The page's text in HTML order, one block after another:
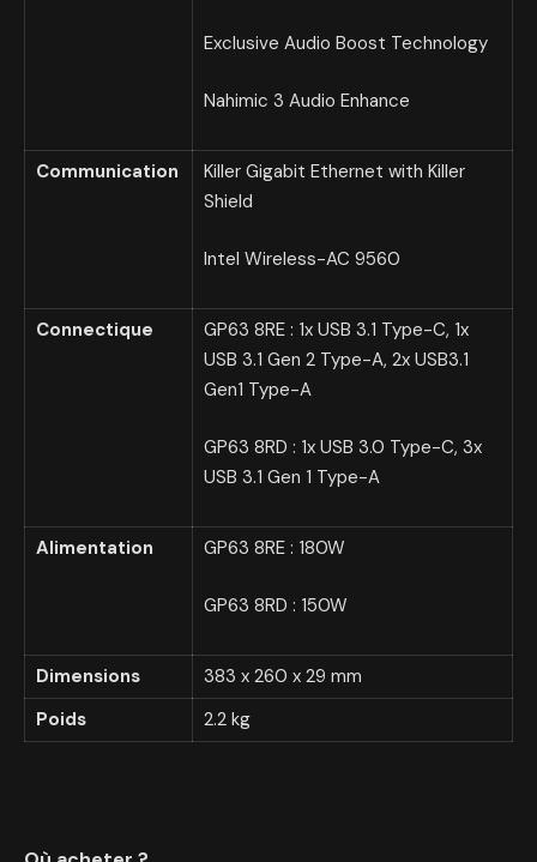
Exclusive Audio Boost Technology
Nahimic 3 Audio Enhance
Communication
Killer Gigabit Ethernet with Killer
Shield
Intel Wireless-AC 9560
Connectique
GP63 8RE : 1x USB 3.1 Type-C, 1x
USB 3.1 Gen 2 Type-A, 2x USB3.1
Gen1 Type-A
GP63 8RD : 1x USB 3.0 Type-C, 3x
USB 3.1 Gen 1 Type-A
Alimentation GP63 8RE : 180W
GP63 8RD : 150W
Dimensions
383 x 260 x 29 mm
Poids
2.2 kg